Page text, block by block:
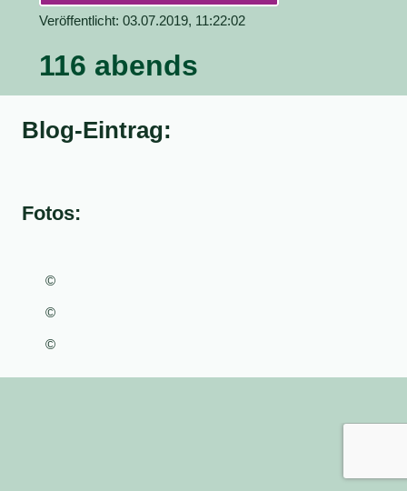
Veröffentlicht: 03.07.2019, 11:22:02
116 abends
Blog-Eintrag:
Fotos:
©
©
©